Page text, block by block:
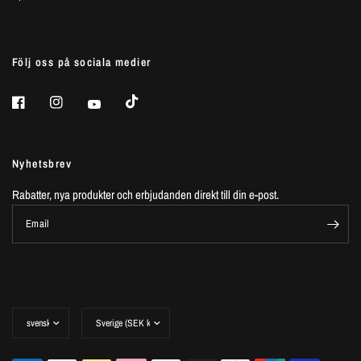
Följ oss på sociala medier
Nyhetsbrev
Rabatter, nya produkter och erbjudanden direkt till din e-post.
Email